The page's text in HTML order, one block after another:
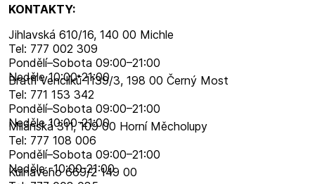
KONTAKTY:
Jihlavská 610/16, 140 00 Michle
Tel: 777 002 309
Pondělí–​Sobota 09:00–​21:00
Neděle 10:00-21:00
Bratří Venclíků 1139/3, 198 00 Černý Most
Tel: 771 153 342
Pondělí–​Sobota 09:00–​21:00
Neděle 10:00-21:00
Milánská 311, 109 00 Horní Měcholupy
Tel: 777 108 006
Pondělí–​Sobota 09:00–​21:00
Neděle -10:00-21:00
Kulhavého 669/2 149 00